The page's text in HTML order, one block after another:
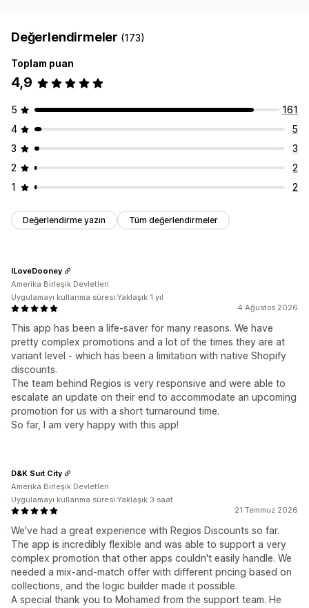
Değerlendirmeler (173)
Toplam puan
4,9
5
161
4
5
3
3
2
2
1
2
Değerlendirme yazın Tüm değerlendirmeler
4 Ağustos 2026
This app has been a life-saver for many reasons. We have
pretty complex promotions and a lot of the times they are at
variant level - which has been a limitation with native Shopify
discounts.
The team behind Regios is very responsive and were able to
escalate an update on their end to accommodate an upcoming
promotion for us with a short turnaround time.
So far, I am very happy with this app!
ILoveDooney
Amerika Birleşik Devletleri
Uygulamayı kullanma süresi:Yaklaşık 1 yıl
21 Temmuz 2026
We've had a great experience with Regios Discounts so far.
The app is incredibly flexible and was able to support a very
complex promotion that other apps couldn't easily handle. We
needed a mix-and-match offer with different pricing based on
collections, and the logic builder made it possible.
A special thank you to Mohamed from the support team. He
D&K Suit City
Amerika Birleşik Devletleri
Uygulamayı kullanma süresi:Yaklaşık 3 saat